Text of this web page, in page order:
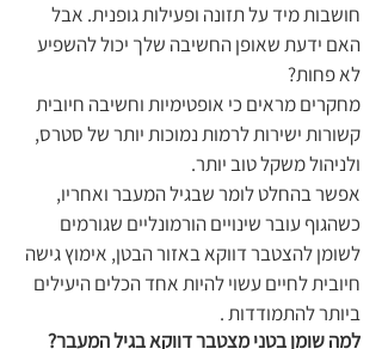
חושבות מיד על תזונה ופעילות גופנית. אבל
האם ידעת שאופן החשיבה שלך יכול להשפיע
לא פחות?
מחקרים מראים כי אופטימיות וחשיבה חיובית
קשורות ישירות לרמות נמוכות יותר של סטרס,
ולניהול משקל טוב יותר.
אפשר בהחלט לומר שבגיל המעבר ואחריו,
כשהגוף עובר שינויים הורמונליים שגורמים
לשומן להצטבר דווקא באזור הבטן, אימוץ גישה
חיובית לחיים עשוי להיות אחד הכלים היעילים
ביותר להתמודדות .
למה שומן בטני מצטבר דווקא בגיל המעבר?